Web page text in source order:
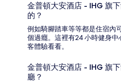
金普頓大安酒店 - IHG 旗
的？
例如騎腳踏車等等都是住宿內
個過癮。這裡有24 小時健身
客體驗看看。
金普頓大安酒店 - IHG 旗
廳？